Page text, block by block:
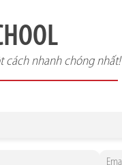
cách nhanh chóng nhất!